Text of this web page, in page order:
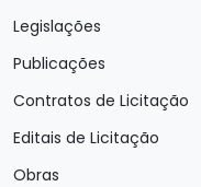
Legislações
Publicações
Contratos de Licitação
Editais de Licitação
Obras